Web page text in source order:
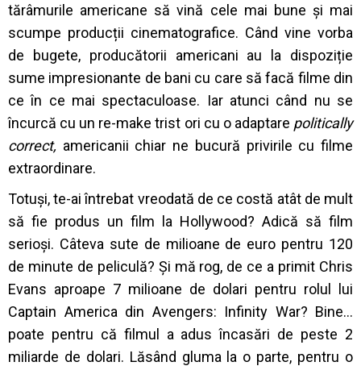
tărâmurile americane să vină cele mai bune și mai
scumpe producții cinematografice. Când vine vorba
de bugete, producătorii americani au la dispoziție
sume impresionante de bani cu care să facă filme din
ce în ce mai spectaculoase. Iar atunci când nu se
încurcă cu un re-make trist ori cu o adaptare politically
correct, americanii chiar ne bucură privirile cu filme
extraordinare.
Totuși, te-ai întrebat vreodată de ce costă atât de mult
să fie produs un film la Hollywood? Adică să film
serioși. Câteva sute de milioane de euro pentru 120
de minute de peliculă? Și mă rog, de ce a primit Chris
Evans aproape 7 milioane de dolari pentru rolul lui
Captain America din Avengers: Infinity War? Bine…
poate pentru că filmul a adus încasări de peste 2
miliarde de dolari. Lăsând gluma la o parte, pentru o